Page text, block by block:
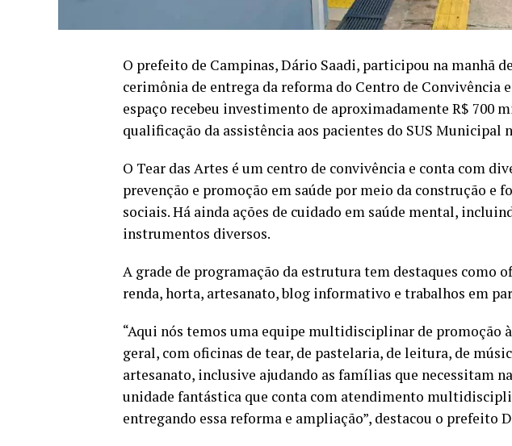
O prefeito de Campinas, Dário Saadi, participou na manhã
cerimônia de entrega da reforma do Centro de Convivência
espaço recebeu investimento de aproximadamente R$ 700
qualificação da assistência aos pacientes do SUS Municipal
O Tear das Artes é um centro de convivência e conta com
prevenção e promoção em saúde por meio da construção e
sociais. Há ainda ações de cuidado em saúde mental,
instrumentos diversos.
A grade de programação da estrutura tem destaques como
renda, horta, artesanato, blog informativo e trabalhos em
“Aqui nós temos uma equipe multidisciplinar de promoção
geral, com oficinas de tear, de pastelaria, de leitura, de
artesanato, inclusive ajudando as famílias que necessitam
unidade fantástica que conta com atendimento
entregando essa reforma e ampliação”, destacou o prefeito